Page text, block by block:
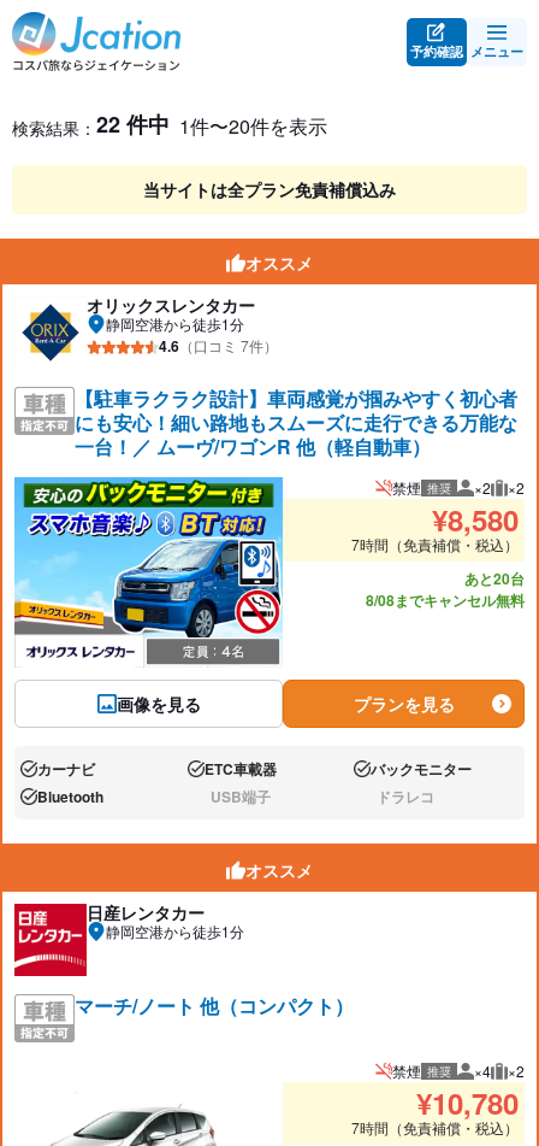
予約確認 メニュー
レンタカー検索・比較
レンタカー検索結果
検索結果： 22 件中 1件〜20件を表示
当サイトは全プラン免責補償込み
オススメ
オリックスレンタカー
静岡空港から徒歩1分
4.6 （口コミ 7件）
【駐車ラクラク設計】車両感覚が掴みやすく初心者
にも安心！細い路地もスムーズに走行できる万能な
一台！／ ムーヴ/ワゴンR 他（軽自動車）
画像を見る
禁煙 推奨 推奨人数
×2 推奨
×2
¥8,580
7時間（免責補償・税込）
あと20台
8/08までキャンセル無料
プランを見る
あり:カーナビ あり:ETC車載器 あり:バックモニター
あり:Bluetooth なし:USB端子 なし:ドラレコ
オススメ
日産レンタカー
静岡空港から徒歩1分
マーチ/ノート 他（コンパクト）
禁煙 推奨 推奨人数
×4 推奨
×2
¥10,780
7時間（免責補償・税込）